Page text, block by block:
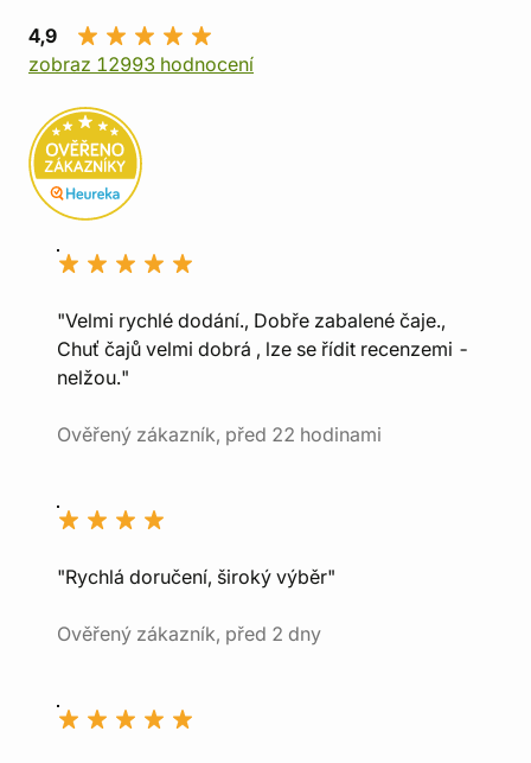
4,9
zobraz 12993 hodnocení
"Velmi rychlé dodání., Dobře zabalené čaje.,
Chuť čajů velmi dobrá , lze se řídit recenzemi -
nelžou."
Ověřený zákazník, před 22 hodinami
"Rychlá doručení, široký výběr"
Ověřený zákazník, před 2 dny